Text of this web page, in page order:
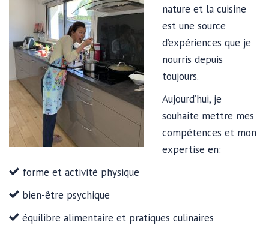
nature et la cuisine
est une source
d’expériences que je
nourris depuis
toujours.
Aujourd’hui, je
souhaite mettre mes
compétences et mon
expertise en:
forme et activité physique
bien-être psychique
équilibre alimentaire et pratiques culinaires